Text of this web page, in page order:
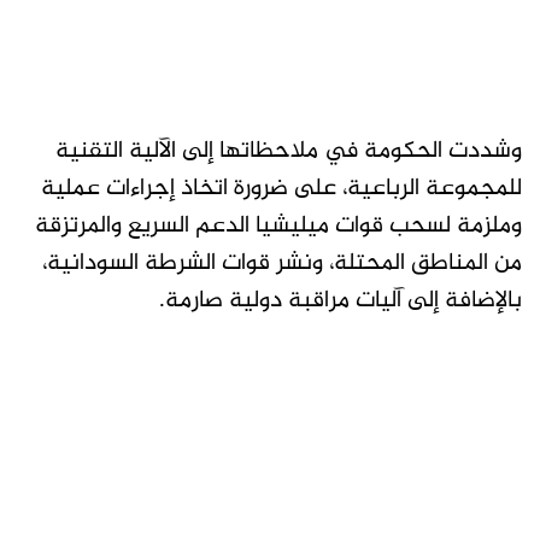
وشددت الحكومة في ملاحظاتها إلى الآلية التقنية
للمجموعة الرباعية، على ضرورة اتخاذ إجراءات عملية
وملزمة لسحب قوات ميليشيا الدعم السريع والمرتزقة
من المناطق المحتلة، ونشر قوات الشرطة السودانية،
بالإضافة إلى آليات مراقبة دولية صارمة.